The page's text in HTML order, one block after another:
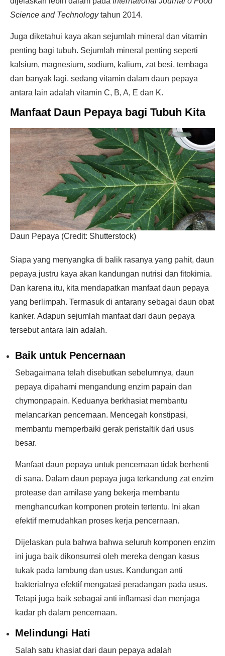
Science and Technologytahun 2014.
Juga diketahui kaya akan sejumlah mineral dan vitamin
penting bagi tubuh. Sejumlah mineral penting seperti
kalsium, magnesium, sodium, kalium, zat besi, tembaga
dan banyak lagi. sedang vitamin dalam daun pepaya
antara lain adalah vitamin C, B, A, E dan K.
Manfaat Daun Pepaya bagi Tubuh Kita
Daun Pepaya (Credit: Shutterstock)
Siapa yang menyangka di balik rasanya yang pahit, daun
pepaya justru kaya akan kandungan nutrisi dan fitokimia.
Dan karena itu, kita mendapatkan manfaat daun pepaya
yang berlimpah. Termasuk di antarany sebagai daun obat
kanker. Adapun sejumlah manfaat dari daun pepaya
tersebut antara lain adalah.
Baik untuk Pencernaan
Sebagaimana telah disebutkan sebelumnya, daun
pepaya dipahami mengandung enzim papain dan
chymonpapain. Keduanya berkhasiat membantu
melancarkan pencernaan. Mencegah konstipasi,
membantu memperbaiki gerak peristaltik dari usus
besar.
Manfaat daun pepaya untuk pencernaan tidak berhenti
di sana. Dalam daun pepaya juga terkandung zat enzim
protease dan amilase yang bekerja membantu
menghancurkan komponen protein tertentu. Ini akan
efektif memudahkan proses kerja pencernaan.
Dijelaskan pula bahwa bahwa seluruh komponen enzim
ini juga baik dikonsumsi oleh mereka dengan kasus
tukak pada lambung dan usus. Kandungan anti
bakterialnya efektif mengatasi peradangan pada usus.
Tetapi juga baik sebagai anti inflamasi dan menjaga
kadar ph dalam pencernaan.
Melindungi Hati
Salah satu khasiat dari daun pepaya adalah